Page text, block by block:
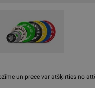
un prece var atšķirties no